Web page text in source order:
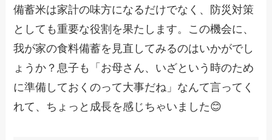
備蓄米は家計の味方になるだけでなく、防災対策
としても重要な役割を果たします。この機会に、
我が家の食料備蓄を見直してみるのはいかがでし
ょうか？息子も「お母さん、いざという時のため
に準備しておくのって大事だね」なんて言ってく
れて、ちょっと成長を感じちゃいました😊